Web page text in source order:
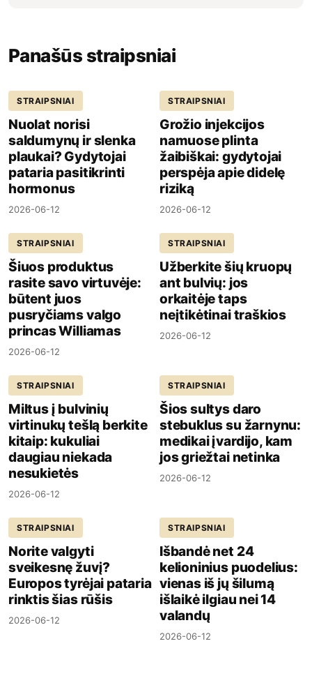
Panašūs straipsniai
STRAIPSNIAI
Nuolat norisi
saldumynų ir slenka
plaukai? Gydytojai
pataria pasitikrinti
hormonus
2026-06-12
STRAIPSNIAI
Grožio injekcijos
namuose plinta
žaibiškai: gydytojai
perspėja apie didelę
riziką
2026-06-12
STRAIPSNIAI
Šiuos produktus
rasite savo virtuvėje:
būtent juos
pusryčiams valgo
princas Williamas
2026-06-12
STRAIPSNIAI
Užberkite šių kruopų
ant bulvių: jos
orkaitėje taps
neįtikėtinai traškios
2026-06-12
STRAIPSNIAI
Miltus į bulvinių
virtinukų tešlą berkite
kitaip: kukuliai
daugiau niekada
nesukietės
2026-06-12
STRAIPSNIAI
Šios sultys daro
stebuklus su žarnynu:
medikai įvardijo, kam
jos griežtai netinka
2026-06-12
STRAIPSNIAI
Norite valgyti
sveikesnę žuvį?
Europos tyrėjai pataria
rinktis šias rūšis
2026-06-12
STRAIPSNIAI
Išbandė net 24
kelioninius puodelius:
vienas iš jų šilumą
išlaikė ilgiau nei 14
valandų
2026-06-12